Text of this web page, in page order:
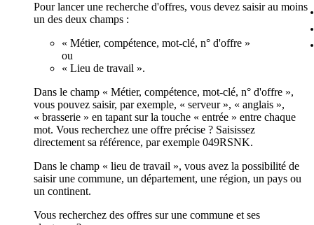
Pour lancer une recherche d'offres, vous devez saisir au moins
un des deux champs :
« Métier, compétence, mot-clé, n° d'offre »
ou
« Lieu de travail ».
Dans le champ « Métier, compétence, mot-clé, n° d'offre »,
vous pouvez saisir, par exemple, « serveur », « anglais »,
« brasserie » en tapant sur la touche « entrée » entre chaque
mot. Vous recherchez une offre précise ? Saisissez
directement sa référence, par exemple 049RSNK.
Dans le champ « lieu de travail », vous avez la possibilité de
saisir une commune, un département, une région, un pays ou
un continent.
Vous recherchez des offres sur une commune et ses